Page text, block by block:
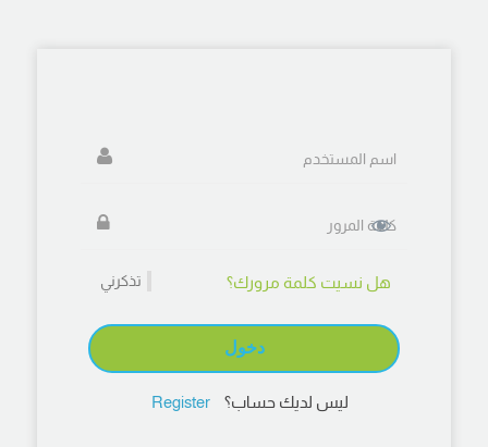
تذكرني هل نسيت كلمة مرورك؟
ليس لديك حساب؟ Register